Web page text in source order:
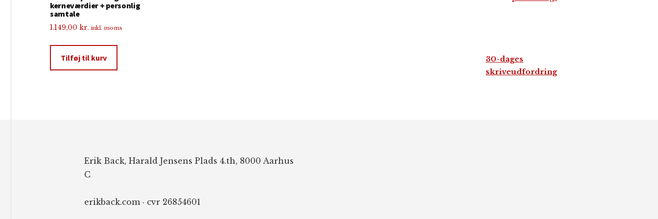
kerneværdier + personlig
samtale
1.149,00 kr. inkl. moms
Tilføj til kurv
30-dages
skriveudfordring
Erik Back, Harald Jensens Plads 4.th, 8000 Aarhus
C
erikback.com · cvr 26854601